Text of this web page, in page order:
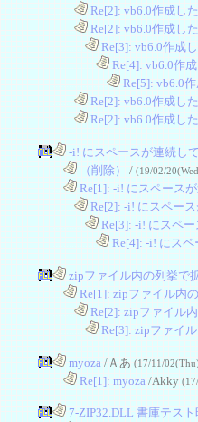
Re[2]: vb6.0作成し
Re[2]: vb6.0作成し
Re[3]: vb6.0作成
Re[4]: vb6.0作
Re[5]: vb6.0
Re[2]: vb6.0作成し
Re[2]: vb6.0作成し
-i! にスペースが連続し
（削除） / (19/02/
Re[1]: -i! にスペース
Re[2]: -i! にスペー
Re[3]: -i! にスペー
Re[4]: -i! にスペ
zipファイル内の列挙で
Re[1]: zipファイル内
Re[2]: zipファイル内
Re[3]: zipファイル
myoza /Ａあ (17/11/
Re[1]: myoza /Akky
7-ZIP32.DLL 書庫テス